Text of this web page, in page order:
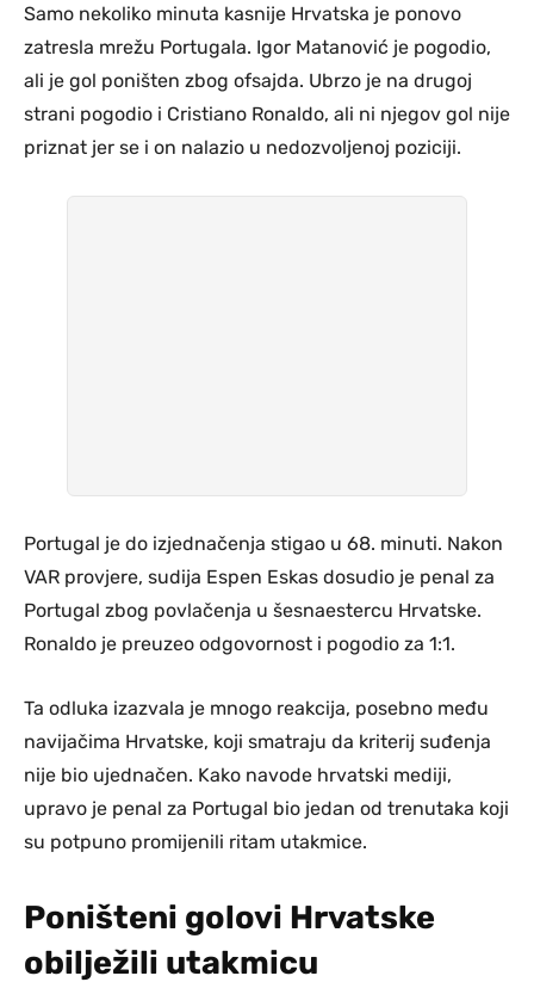
Samo nekoliko minuta kasnije Hrvatska je ponovo
zatresla mrežu Portugala. Igor Matanović je pogodio,
ali je gol poništen zbog ofsajda. Ubrzo je na drugoj
strani pogodio i Cristiano Ronaldo, ali ni njegov gol nije
priznat jer se i on nalazio u nedozvoljenoj poziciji.
Portugal je do izjednačenja stigao u 68. minuti. Nakon
VAR provjere, sudija Espen Eskas dosudio je penal za
Portugal zbog povlačenja u šesnaestercu Hrvatske.
Ronaldo je preuzeo odgovornost i pogodio za 1:1.
Ta odluka izazvala je mnogo reakcija, posebno među
navijačima Hrvatske, koji smatraju da kriterij suđenja
nije bio ujednačen. Kako navode hrvatski mediji,
upravo je penal za Portugal bio jedan od trenutaka koji
su potpuno promijenili ritam utakmice.
Poništeni golovi Hrvatske
obilježili utakmicu